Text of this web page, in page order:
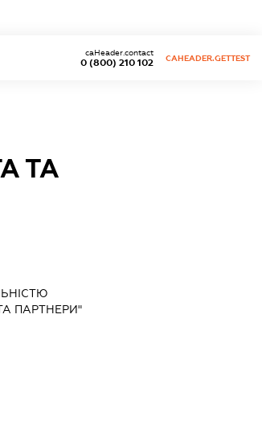
0 (800) 210 102
caHeader.contact
CAHEADER.GETTEST
ТА
ПАРТНЕРИ"